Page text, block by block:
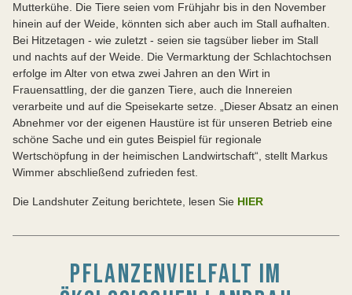
Mutterkühe. Die Tiere seien vom Frühjahr bis in den November
hinein auf der Weide, könnten sich aber auch im Stall aufhalten.
Bei Hitzetagen - wie zuletzt - seien sie tagsüber lieber im Stall
und nachts auf der Weide. Die Vermarktung der Schlachtochsen
erfolge im Alter von etwa zwei Jahren an den Wirt in
Frauensattling, der die ganzen Tiere, auch die Innereien
verarbeite und auf die Speisekarte setze. „Dieser Absatz an einen
Abnehmer vor der eigenen Haustüre ist für unseren Betrieb eine
schöne Sache und ein gutes Beispiel für regionale
Wertschöpfung in der heimischen Landwirtschaft“, stellt Markus
Wimmer abschließend zufrieden fest.
Die Landshuter Zeitung berichtete, lesen Sie HIER
PFLANZENVIELFALT IM